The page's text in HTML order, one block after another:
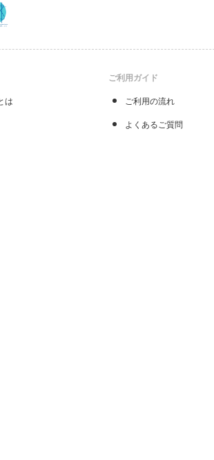
は
ご利用ガイド
ご利用の流れ
よくあるご質問